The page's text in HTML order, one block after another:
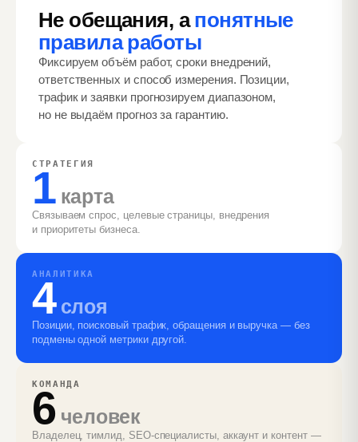
Не обещания, апонятные
правила работы
Фиксируем объём работ, сроки внедрений,
ответственных и способ измерения. Позиции,
трафик и заявки прогнозируем диапазоном,
но не выдаём прогноз за гарантию.
СТРАТЕГИЯ
1карта
Связываем спрос, целевые страницы, внедрения
и приоритеты бизнеса.
АНАЛИТИКА
4слоя
Позиции, поисковый трафик, обращения и выручка — без
подмены одной метрики другой.
КОМАНДА
6человек
Владелец, тимлид, SEO‑специалисты, аккаунт и контент —